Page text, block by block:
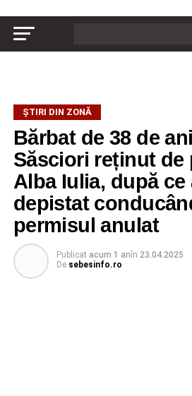
ȘTIRI DIN ZONĂ
Bărbat de 38 de
Săsciori reținut
Alba Iulia, după ce
depistat
permisul anulat
Publicat acum 1 anîn 23.04.2025
De sebesinfo.ro